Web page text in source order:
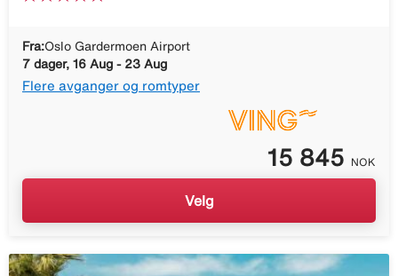
Fra:Oslo Gardermoen Airport
7 dager, 16 Aug - 23 Aug
Flere avganger og romtyper
15 845 NOK
Velg